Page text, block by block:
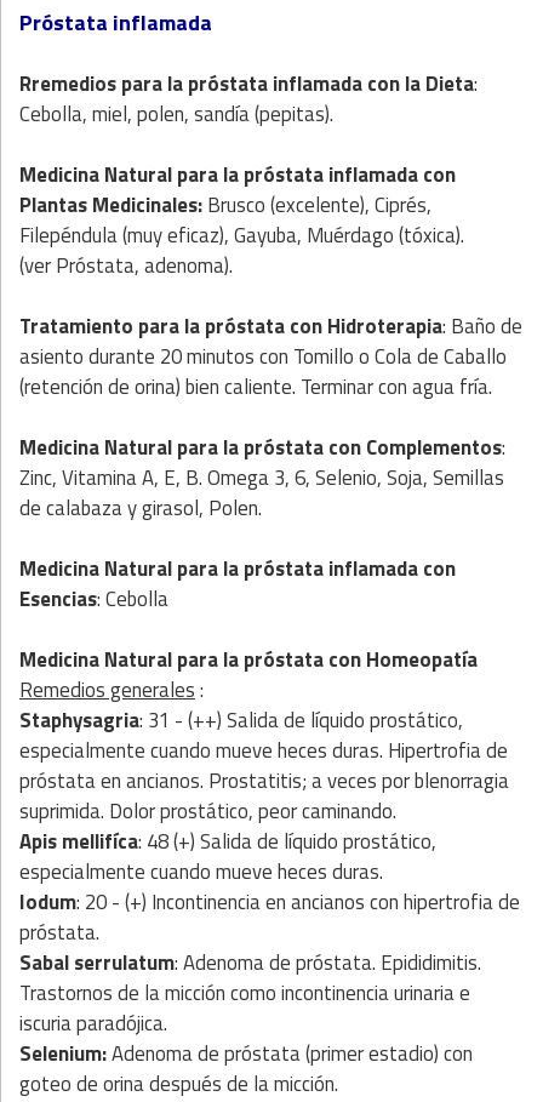
Próstata inflamada
Rremediospara la próstata inflamada con laDieta:
Cebolla, miel, polen, sandía (pepitas).
Medicina Naturalpara la próstata inflamada con
Plantas Medicinales:Brusco (excelente), Ciprés,
Filepéndula (muy eficaz), Gayuba, Muérdago (tóxica).
(ver Próstata, adenoma).
Tratamiento para la próstata conHidroterapia: Baño de
asiento durante 20 minutos con Tomillo o Cola de Caballo
(retención de orina) bien caliente. Terminar con agua fría.
Medicina Naturalpara la próstata conComplementos:
Zinc, Vitamina A, E, B. Omega 3, 6, Selenio, Soja, Semillas
de calabaza y girasol, Polen.
Medicina Naturalpara la próstata inflamada con
Esencias: Cebolla
Medicina Naturalpara la próstata conHomeopatía
Remedios generales:
Staphysagria: 31 - (++) Salida de líquido prostático,
especialmente cuando mueve heces duras. Hipertrofia de
próstata en ancianos. Prostatitis; a veces por blenorragia
suprimida. Dolor prostático, peor caminando.
Apis mellifíca: 48 (+) Salida de líquido prostático,
especialmente cuando mueve heces duras.
Iodum: 20 - (+) Incontinencia en ancianos con hipertrofia de
próstata.
Sabal serrulatum: Adenoma de próstata. Epididimitis.
Trastornos de la micción como incontinencia urinaria e
iscuria paradójica.
Selenium:Adenoma de próstata (primer estadio) con
goteo de orina después de la micción.